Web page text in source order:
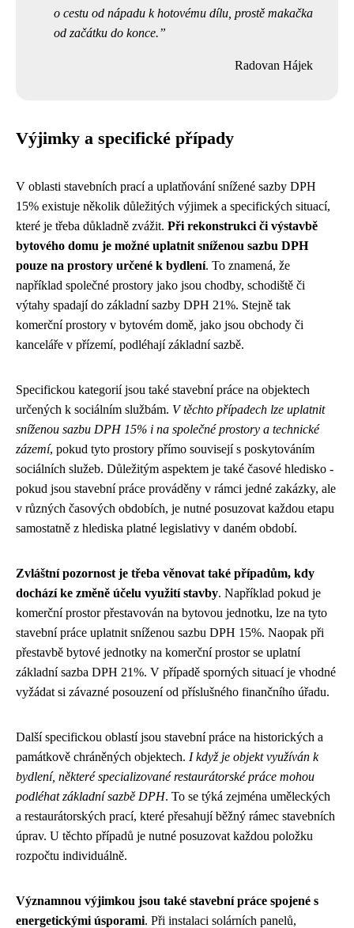
o cestu od nápadu k hotovému dílu, prostě makačka
od začátku do konce.
Radovan Hájek
Výjimky a specifické případy
V oblasti stavebních prací a uplatňování snížené sazby DPH
15% existuje několik důležitých výjimek a specifických situací,
které je třeba důkladně zvážit. Při rekonstrukci či výstavbě
bytového domu je možné uplatnit sníženou sazbu DPH
pouze na prostory určené k bydlení. To znamená, že
například společné prostory jako jsou chodby, schodiště či
výtahy spadají do základní sazby DPH 21%. Stejně tak
komerční prostory v bytovém domě, jako jsou obchody či
kanceláře v přízemí, podléhají základní sazbě.
Specifickou kategorií jsou také stavební práce na objektech
určených k sociálním službám. V těchto případech lze uplatnit
sníženou sazbu DPH 15% i na společné prostory a technické
zázemí, pokud tyto prostory přímo souvisejí s poskytováním
sociálních služeb. Důležitým aspektem je také časové hledisko -
pokud jsou stavební práce prováděny v rámci jedné zakázky, ale
v různých časových obdobích, je nutné posuzovat každou etapu
samostatně z hlediska platné legislativy v daném období.
Zvláštní pozornost je třeba věnovat také případům, kdy
dochází ke změně účelu využití stavby. Například pokud je
komerční prostor přestavován na bytovou jednotku, lze na tyto
stavební práce uplatnit sníženou sazbu DPH 15%. Naopak při
přestavbě bytové jednotky na komerční prostor se uplatní
základní sazba DPH 21%. V případě sporných situací je vhodné
vyžádat si závazné posouzení od příslušného finančního úřadu.
Další specifickou oblastí jsou stavební práce na historických a
památkově chráněných objektech. I když je objekt využíván k
bydlení, některé specializované restaurátorské práce mohou
podléhat základní sazbě DPH. To se týká zejména uměleckých
a restaurátorských prací, které přesahují běžný rámec stavebních
úprav. U těchto případů je nutné posuzovat každou položku
rozpočtu individuálně.
Významnou výjimkou jsou také stavební práce spojené s
energetickými úsporami. Při instalaci solárních panelů,